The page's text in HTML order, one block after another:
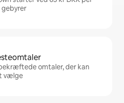
omtaler, der kan
vælge